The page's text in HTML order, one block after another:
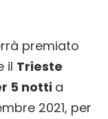
premiato
il Trieste
5 nottia
2021, per